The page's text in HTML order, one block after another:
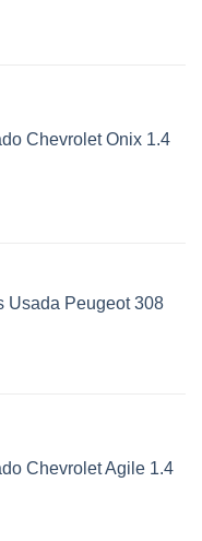
Chevrolet Onix 1.4
Usada Peugeot 308
Chevrolet Agile 1.4